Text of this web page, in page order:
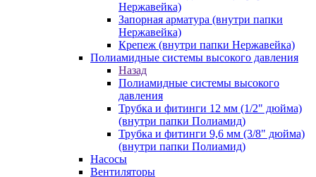
Нержавейка)
Запорная арматура (внутри папки
Нержавейка)
Крепеж (внутри папки Нержавейка)
Полиамидные системы высокого давления
Назад
Полиамидные системы высокого
давления
Трубка и фитинги 12 мм (1/2" дюйма)
(внутри папки Полиамид)
Трубка и фитинги 9,6 мм (3/8" дюйма)
(внутри папки Полиамид)
Насосы
Вентиляторы